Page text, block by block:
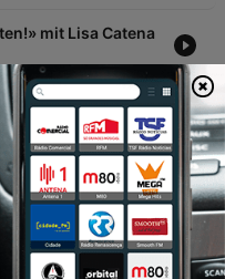
mit Lisa Catena
Ver todos